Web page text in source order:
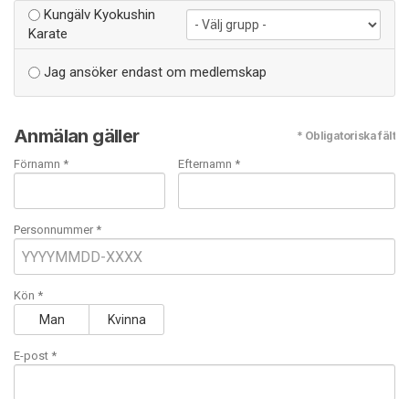
Kungälv Kyokushin
Karate
Jag ansöker endast om medlemskap
Anmälan gäller * Obligatoriska fält
Förnamn * Efternamn *
Personnummer *
Kön *
Man Kvinna
E-post *